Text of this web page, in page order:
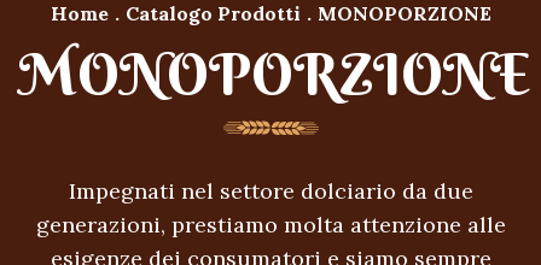
Home . Catalogo Prodotti . MONOPORZIONE
MONOPORZIONE
Impegnati nel settore dolciario da due
generazioni, prestiamo molta attenzione alle
esigenze dei consumatori e siamo sempre